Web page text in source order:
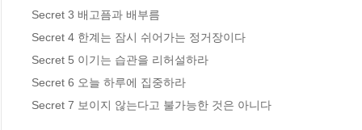
Secret 3 배고픔과 배부름
Secret 4 한계는 잠시 쉬어가는 정거장이다
Secret 5 이기는 습관을 리허설하라
Secret 6 오늘 하루에 집중하라
Secret 7 보이지 않는다고 불가능한 것은 아니다